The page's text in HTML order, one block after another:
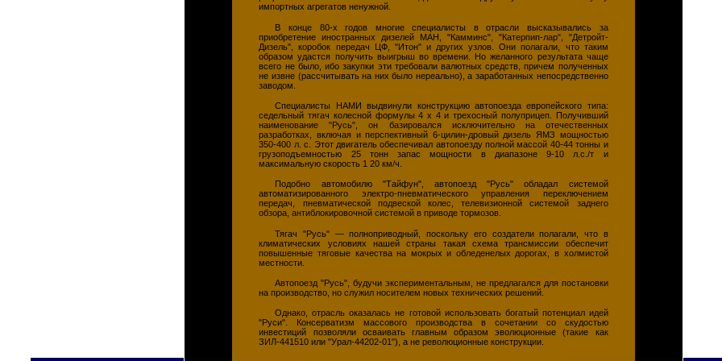
импортных агрегатов ненужной.
В конце 80-х годов многие специалисты в отрасли высказывались за
приобретение иностранных дизелей МАН, "Камминс", "Катерпип-лар", "Детройт-
Дизель", коробок передач ЦФ, "Итон" и других узлов. Они полагали, что таким
образом удастся получить выигрыш во времени. Но желанного результата чаще
всего не было, ибо закупки эти требовали валютных средств, причем полученных
не извне (рассчитывать на них было нереально), а заработанных непосредственно
заводом.
Специалисты НАМИ выдвинули конструкцию автопоезда европейского типа:
седельный тягач колесной формулы 4 х 4 и трехосный полуприцеп. Получивший
наименование "Русь", он базировался исключительно на отечественных
разработках, включая и перспективный 6-цилин-дровый дизель ЯМЗ мощностью
350-400 л. с. Этот двигатель обеспечивал автопоезду полной массой 40-44 тонны и
грузоподъемностью 25 тонн запас мощности в диапазоне 9-10 л.с./т и
максимальную скорость 1 20 км/ч.
Подобно автомобилю "Тайфун", автопоезд "Русь" обладал системой
автоматизированного электро-пневматического управления переключением
передач, пневматической подвеской колес, телевизионной системой заднего
обзора, антиблокировочной системой в приводе тормозов.
Тягач "Русь" — полноприводный, поскольку его создатели полагали, что в
климатических условиях нашей страны такая схема трансмиссии обеспечит
повышенные тяговые качества на мокрых и обледенелых дорогах, в холмистой
местности.
Автопоезд "Русь", будучи экспериментальным, не предлагался для постановки
на производство, но служил носителем новых технических решений.
Однако, отрасль оказалась не готовой использовать богатый потенциал идей
"Руси". Консерватизм массового производства в сочетании со скудостью
инвестиций позволяли осваивать главным образом эволюционные (такие как
ЗИЛ-441510 или "Урал-44202-01"), а не революционные конструкции.